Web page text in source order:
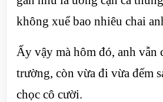
không xuể bao nhiêu chai
Ấy vậy mà hôm đó, anh vẫn
trường, còn vừa đi vừa đếm
chọc cô cười.